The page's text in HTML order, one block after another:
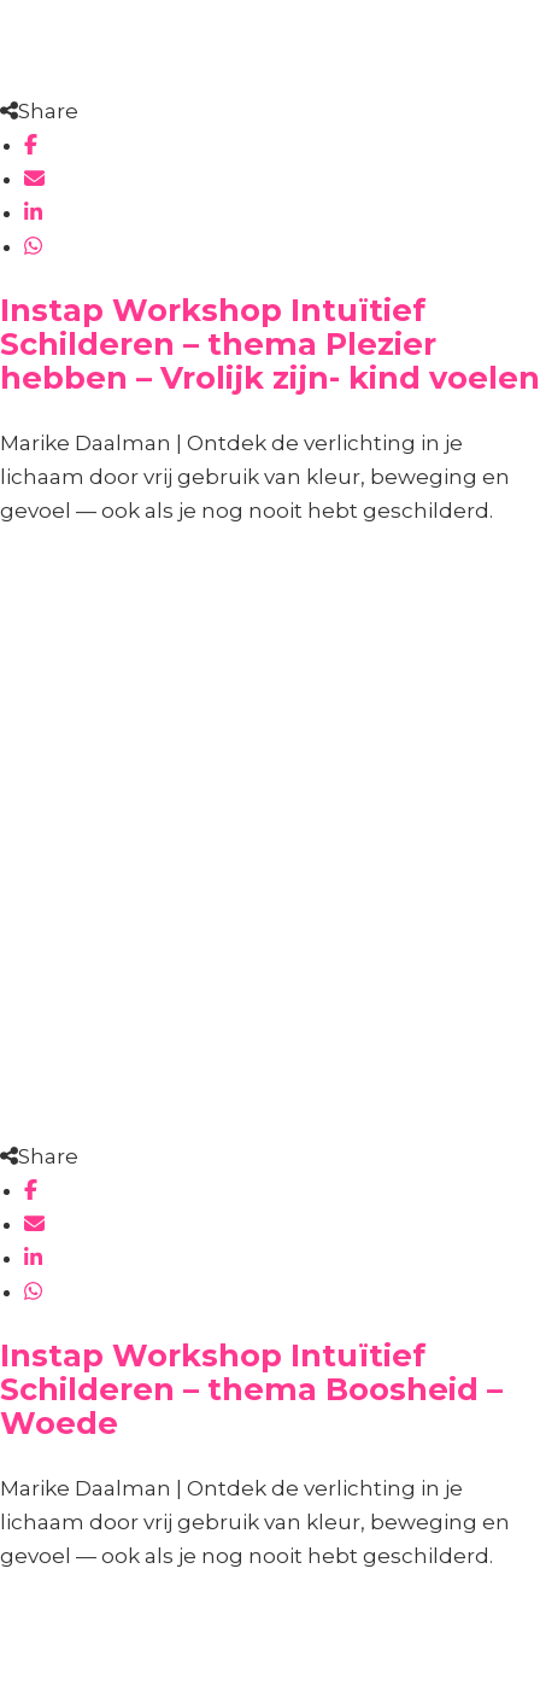
Share
Instap Workshop Intuïtief
Schilderen – thema Plezier
hebben – Vrolijk zijn- kind voelen
Marike Daalman | Ontdek de verlichting in je
lichaam door vrij gebruik van kleur, beweging en
gevoel — ook als je nog nooit hebt geschilderd.
Share
Instap Workshop Intuïtief
Schilderen – thema Boosheid –
Woede
Marike Daalman | Ontdek de verlichting in je
lichaam door vrij gebruik van kleur, beweging en
gevoel — ook als je nog nooit hebt geschilderd.